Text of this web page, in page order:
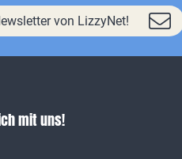
von LizzyNet!
mit uns!